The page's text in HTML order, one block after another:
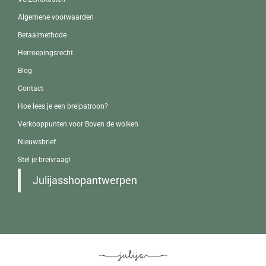
Algemene voorwaarden
Betaalmethode
Herroepingsrecht
Blog
Contact
Hoe lees je een breipatroon?
Verkooppunten voor Boven de wolken
Nieuwsbrief
Stel je breivraag!
Julijasshopantwerpen